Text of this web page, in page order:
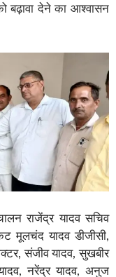
बढ़ावा देने का आश्वासन
राजेंद्र यादव सचिव
मूलचंद यादव डीजीसी,
संजीव यादव, सुखबीर
नरेंद्र यादव, अनुज